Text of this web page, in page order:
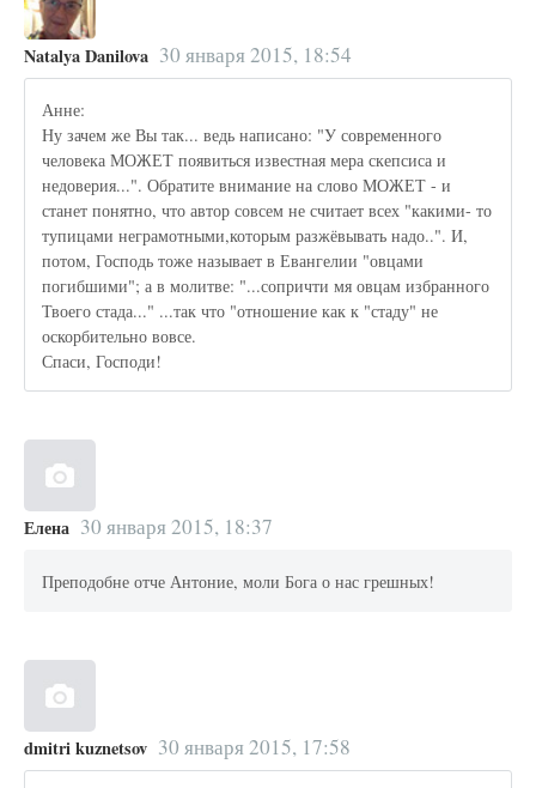
Natalya Danilova 30 января 2015, 18:54
Анне:
Ну зачем же Вы так... ведь написано: "У современного
человека МОЖЕТ появиться известная мера скепсиса и
недоверия...". Обратите внимание на слово МОЖЕТ - и
станет понятно, что автор совсем не считает всех "какими- то
тупицами неграмотными,которым разжёвывать надо..". И,
потом, Господь тоже называет в Евангелии "овцами
погибшими"; а в молитве: "...сопричти мя овцам избранного
Твоего стада..." ...так что "отношение как к "стаду" не
оскорбительно вовсе.
Спаси, Господи!
Елена 30 января 2015, 18:37
Преподобне отче Антоние, моли Бога о нас грешных!
dmitri kuznetsov 30 января 2015, 17:58